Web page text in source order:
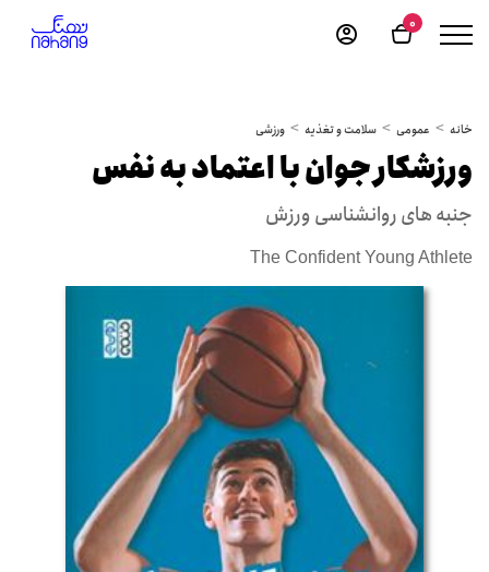
0
خانه عمومی سلامت و تغذیه ورزشی
ورزشکار جوان با اعتماد به نفس
جنبه های روانشناسی ورزش
The Confident Young Athlete